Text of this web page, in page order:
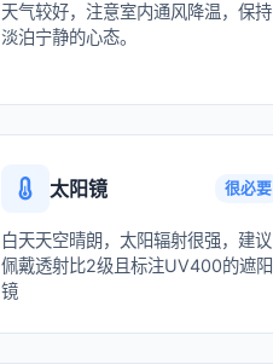
天气较好，注意室内通风降温，保持
淡泊宁静的心态。
太阳镜 很必要
白天天空晴朗，太阳辐射很强，建议
佩戴透射比2级且标注UV400的遮阳
镜